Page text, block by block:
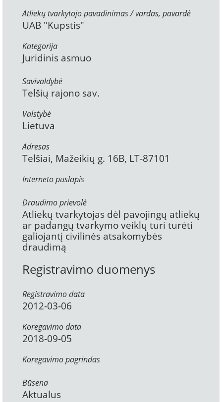
Atliekų tvarkytojo pavadinimas / vardas, pavardė
UAB "Kupstis"
Kategorija
Juridinis asmuo
Savivaldybė
Telšių rajono sav.
Valstybė
Lietuva
Adresas
Telšiai, Mažeikių g. 16B, LT-87101
Interneto puslapis
Draudimo prievolė
Atliekų tvarkytojas dėl pavojingų atliekų
ar padangų tvarkymo veiklų turi turėti
galiojantį civilinės atsakomybės
draudimą
Registravimo duomenys
Registravimo data
2012-03-06
Koregavimo data
2018-09-05
Koregavimo pagrindas
Būsena
Aktualus